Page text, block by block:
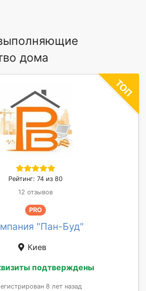
дома
Рейтинг: 74 из 80
12 отзывов
PRO
"Пан-Буд"
Киев
подтверждены
8 лет назад